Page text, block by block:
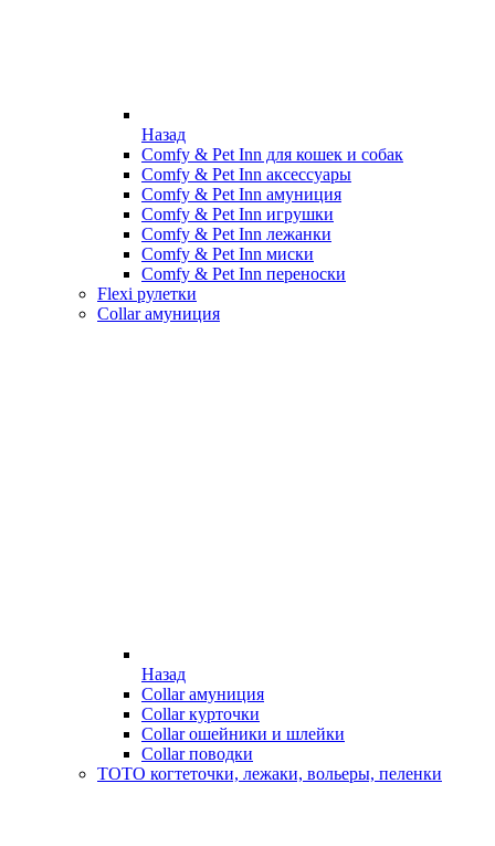
Назад
Comfy & Pet Inn для кошек и собак
Comfy & Pet Inn аксессуары
Comfy & Pet Inn амуниция
Comfy & Pet Inn игрушки
Comfy & Pet Inn лежанки
Comfy & Pet Inn миски
Comfy & Pet Inn переноски
Flexi рулетки
Collar амуниция
Назад
Collar амуниция
Collar курточки
Collar ошейники и шлейки
Collar поводки
ТОТО когтеточки, лежаки, вольеры, пеленки